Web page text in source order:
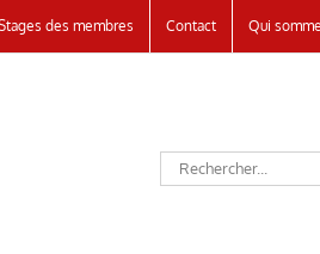
des membres Contact Qui
Rechercher: